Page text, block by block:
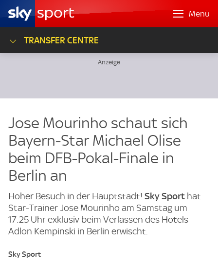
Menü
TRANSFER CENTRE
Jose Mourinho schaut sich
Bayern-Star Michael Olise
beim DFB-Pokal-Finale in
Berlin an
Hoher Besuch in der Hauptstadt!Sky Sport hat
Star-Trainer Jose Mourinho am Samstag um
17:25 Uhr exklusiv beim Verlassen des Hotels
Adlon Kempinski in Berlin erwischt.
Sky Sport